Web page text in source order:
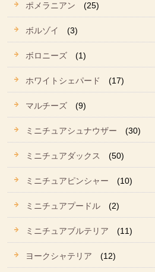
ポメラニアン (25)
ボルゾイ (3)
ボロニーズ (1)
ホワイトシェパード (17)
マルチーズ (9)
ミニチュアシュナウザー (30)
ミニチュアダックス (50)
ミニチュアピンシャー (10)
ミニチュアプードル (2)
ミニチュアブルテリア (11)
ヨークシャテリア (12)